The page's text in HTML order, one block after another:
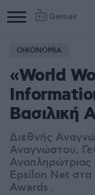
Games
ΟΙΚΟΝΟΜΙΑ
«World
Βασιλική
Διεθνής
Αναγνώστου,
Epsilon Net
Awards .